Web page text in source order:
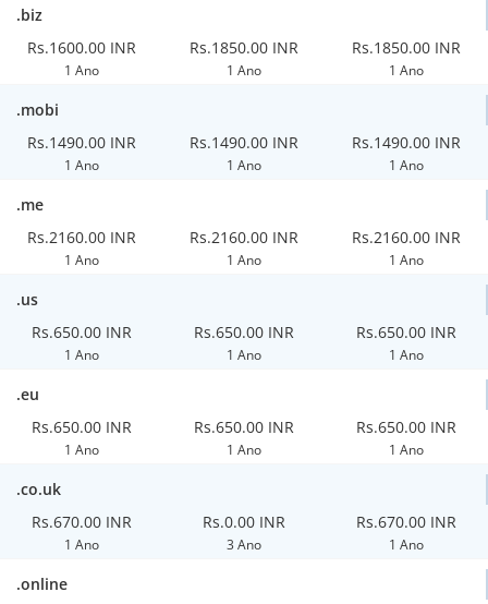
.biz
Rs.1600.00 INR
1 Ano
Rs.1850.00 INR
1 Ano
Rs.1850.00 INR
1 Ano
.mobi
Rs.1490.00 INR
1 Ano
Rs.1490.00 INR
1 Ano
Rs.1490.00 INR
1 Ano
.me
Rs.2160.00 INR
1 Ano
Rs.2160.00 INR
1 Ano
Rs.2160.00 INR
1 Ano
.us
Rs.650.00 INR
1 Ano
Rs.650.00 INR
1 Ano
Rs.650.00 INR
1 Ano
.eu
Rs.650.00 INR
1 Ano
Rs.650.00 INR
1 Ano
Rs.650.00 INR
1 Ano
.co.uk
Rs.670.00 INR
1 Ano
Rs.0.00 INR
3 Ano
Rs.670.00 INR
1 Ano
.online